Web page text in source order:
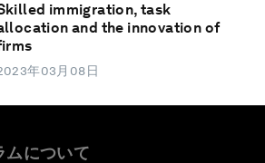
immigration, task
and the innovation of
年03月08日
ムについて